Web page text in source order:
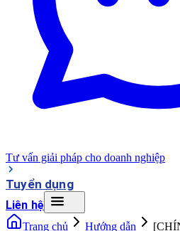
Tư vấn giải pháp cho doanh nghiệp
Tuyển dụng
Liên hệ
Trang chủ Hướng dẫn